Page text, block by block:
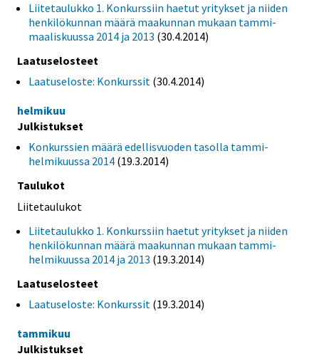
Liitetaulukko 1. Konkurssiin haetut yritykset ja niiden
henkilökunnan määrä maakunnan mukaan tammi-
maaliskuussa 2014 ja 2013 (30.4.2014)
Laatuselosteet
Laatuseloste: Konkurssit (30.4.2014)
helmikuu
Julkistukset
Konkurssien määrä edellisvuoden tasolla tammi-
helmikuussa 2014 (19.3.2014)
Taulukot
Liitetaulukot
Liitetaulukko 1. Konkurssiin haetut yritykset ja niiden
henkilökunnan määrä maakunnan mukaan tammi-
helmikuussa 2014 ja 2013 (19.3.2014)
Laatuselosteet
Laatuseloste: Konkurssit (19.3.2014)
tammikuu
Julkistukset